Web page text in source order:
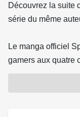
Découvrez la suite
série du même
Le manga officiel
gamers aux quatre
L'histoire se
3. Little Mask et